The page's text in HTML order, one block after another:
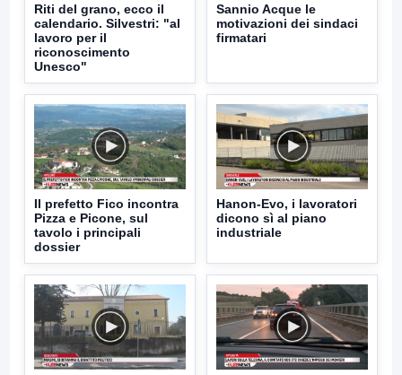
Riti del grano, ecco il
calendario. Silvestri: "al
lavoro per il
riconoscimento
Unesco"
Sannio Acque le
motivazioni dei sindaci
firmatari
Il prefetto Fico incontra
Pizza e Picone, sul
tavolo i principali
dossier
Hanon-Evo, i lavoratori
dicono sì al piano
industriale